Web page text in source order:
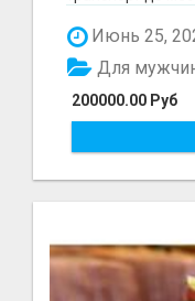
Июнь 25,
200000.00 Руб
Для